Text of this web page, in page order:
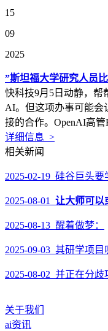
15
09
2025
”斯坦福大学研究人员
快科技9月5日动静，帮
AI。但这项办事可能会
接的合作。OpenAI高管
详细信息 >
相关新闻
2025-02-19 硅谷巨头要
2025-08-01 让大师可以
2025-08-13 醒着做梦：
2025-09-03 其研学项
2025-08-02 并正在分
关于我们
ai资讯